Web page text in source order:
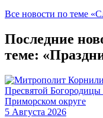
Все новости по теме
Последние
теме:
5 Августа 2026